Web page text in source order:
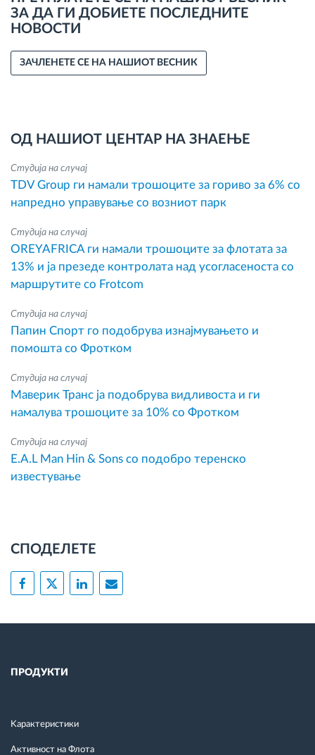
ЗА ДА ГИ ДОБИЕТЕ ПОСЛЕДНИТЕ
НОВОСТИ
ЗАЧЛЕНЕТЕ СЕ НА НАШИОТ ВЕСНИК
ОД НАШИОТ ЦЕНТАР НА ЗНАЕЊЕ
Студија на случај
TDV Group ги намали трошоците за гориво за 6% со
напредно управување со возниот парк
Студија на случај
OREYAFRICA ги намали трошоците за флотата за
13% и ја презеде контролата над усогласеноста со
маршрутите со Frotcom
Студија на случај
Папин Спорт го подобрува изнајмувањето и
помошта со Фротком
Студија на случај
Маверик Транс ја подобрува видливоста и ги
намалува трошоците за 10% со Фротком
Студија на случај
E.A.L Man Hin & Sons со подобро теренско
известување
СПОДЕЛЕТЕ
ПРОДУКТИ
Kарактеристики
Активност на Флота